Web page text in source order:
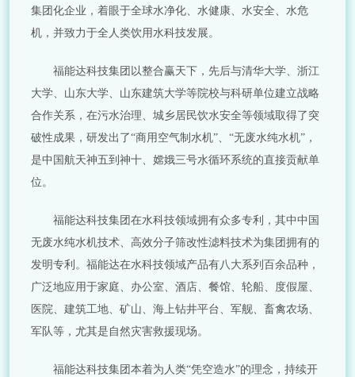
集团化企业，着眼于全球水净化、水健康、水安全、水危
机，并致力于全人类饮用水科技发展。
福能达科技集团以整合赢天下，先后与清华大学、浙江
大学、山东大学、山东建筑大学等院校与科研单位建立战略
合作关系，在污水治理、城乡居民饮水安全等领域取得了突
破性成果，研发出了“商用空气制水机”、“无废水纯水机”，
是中国航天神五到神十、嫦娥三号水循环系统的直接贡献单
位。
福能达科技集团在水科技领域拥有众多专利，其中中国
无废水纯水机技术、高效分子筛改性滤料技术为集团拥有的
发明专利。福能达在水科技领域产品有八大系列百余品种，
广泛地应用于家庭、办公室、酒店、餐馆、轮船、度假屋、
医院、建筑工地、矿山、海上钻井平台、军舰、畜禽农场、
军队等，尤其是自然灾害救援现场。
福能达科技集团本着为人类“凭空造水”的理念，持续开